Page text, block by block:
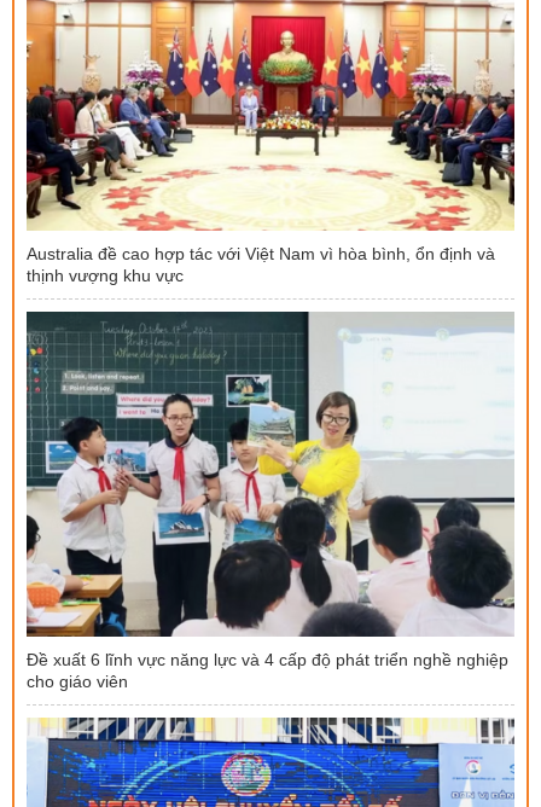
Australia đề cao hợp tác với Việt Nam vì hòa bình, ổn định và
thịnh vượng khu vực
Đề xuất 6 lĩnh vực năng lực và 4 cấp độ phát triển nghề nghiệp
cho giáo viên